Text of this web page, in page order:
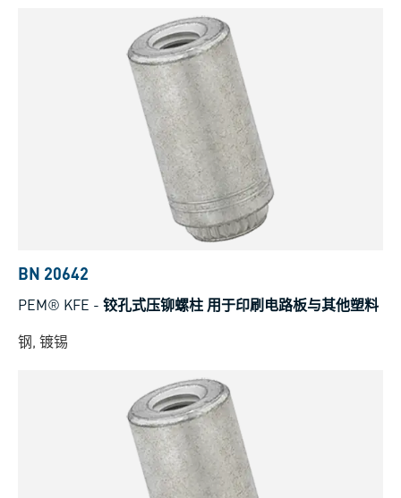
BN 20642
PEM® KFE - 铰孔式压铆螺柱 用于印刷电路板与其他塑料
钢, 镀锡